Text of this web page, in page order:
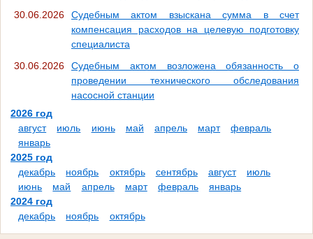
30.06.2026
Судебным актом взыскана сумма в счет
компенсация расходов на целевую подготовку
специалиста
30.06.2026
Судебным актом возложена обязанность о
проведении технического обследования
насосной станции
2026 год
август
июль июнь май апрель март
февраль
январь
2025 год
декабрь
ноябрь октябрь сентябрь август
июль
июнь
май апрель март февраль
январь
2024 год
декабрь
ноябрь октябрь